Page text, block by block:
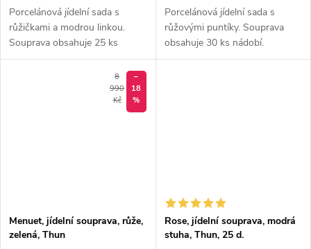
Porcelánová jídelní sada s
růžičkami a modrou linkou.
Souprava obsahuje 25 ks
nádobí.
Porcelánová jídelní sada s
růžovými puntíky. Souprava
obsahuje 30 ks nádobí.
8
990
Kč
–
18
%
Menuet, jídelní souprava, růže,
zelená, Thun
Rose, jídelní souprava, modrá
stuha, Thun, 25 d.